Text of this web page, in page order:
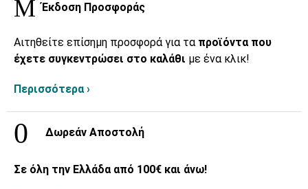
Έκδοση Προσφοράς
Αιτηθείτε επίσημη προσφορά για τα προϊόντα που
έχετε συγκεντρώσει στο καλάθι με ένα κλικ!
Περισσότερα ›
Δωρεάν Αποστολή
Σε όλη την Ελλάδα από 100€ και άνω!